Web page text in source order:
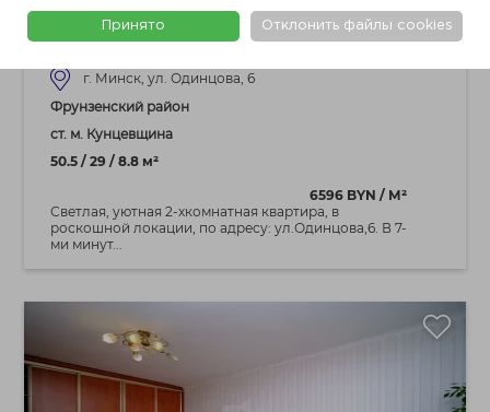
Принято Отклонить файлы cookies
в роскошной локации, по адресу:
ул.Одинцова,6.
г. Минск, ул. Одинцова, 6
Фрунзенский район
ст. м. Кунцевщина
50.5 / 29 / 8.8 м²
6596 BYN / М²
Светлая, уютная 2-хкомнатная квартира, в
роскошной локации, по адресу: ул.Одинцова,6. В 7-
ми минут...